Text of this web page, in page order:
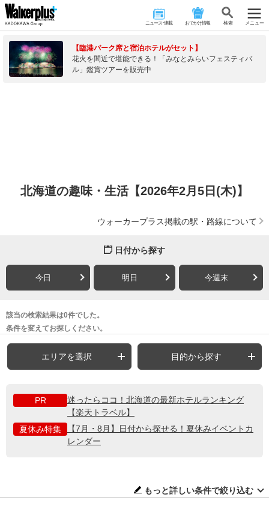
ニュース･連載 おでかけ情報 検 索 メニュー
【臨港パーク席と宿泊ホテルがセット】
花火を間近で堪能できる！「みなとみらいフェスティバ
ル」鑑賞ツアーを販売中
北海道の趣味・生活【2026年2月5日(木)】
ウォーカープラス掲載の駅・路線について
日付から探す
今日 明日 今週末
該当の検索結果は0件でした。
条件を変えてお探しください。
エリアを選択 目的から探す
PR
迷ったらココ！北海道の最新ホテルランキング
【楽天トラベル】
夏休み特集
【7月・8月】日付から探せる！夏休みイベントカ
レンダー
もっと詳しい条件で絞り込む